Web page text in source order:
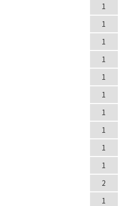
1
1
1
1
1
1
1
1
1
1
2
1